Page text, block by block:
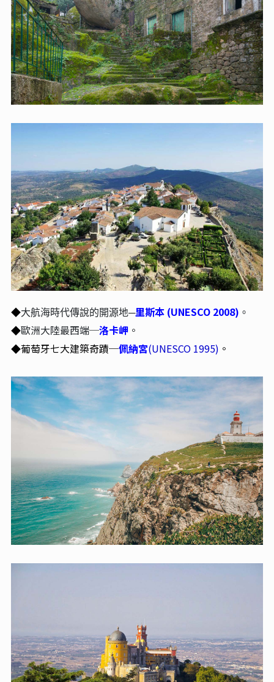
◆大航海時代傳說的開源地─里斯本 (UNESCO 2008) 。
◆歐洲大陸最西端─洛卡岬。
◆葡萄牙七大建築奇蹟─佩納宮(UNESCO 1995) 。